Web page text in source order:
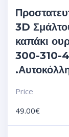
3D
καπάκι
300-310-
Price
49.00€